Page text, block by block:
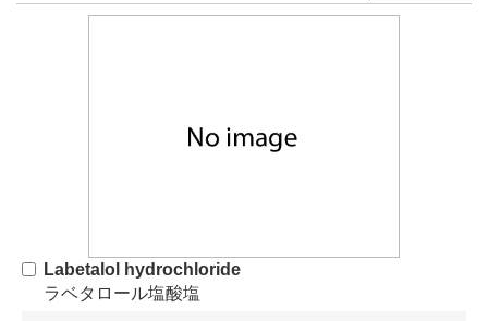
Labetalol hydrochloride
ラベタロール塩酸塩